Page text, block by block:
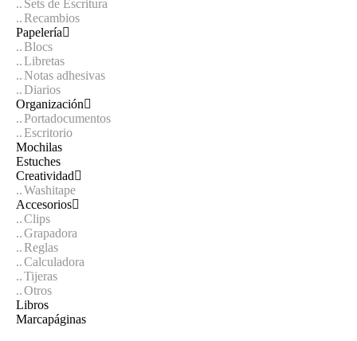
Sets de Escritura
Recambios
Papelería
Blocs
Libretas
Notas adhesivas
Diarios
Organización
Portadocumentos
Escritorio
Mochilas
Estuches
Creatividad
Washitape
Accesorios
Clips
Grapadora
Reglas
Calculadora
Tijeras
Otros
Libros
Marcapáginas